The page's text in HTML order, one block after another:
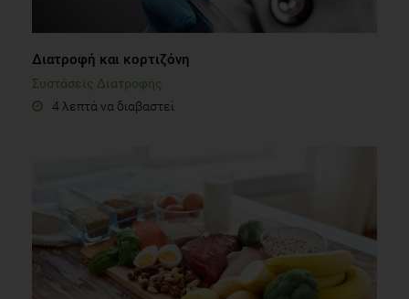
Διατροφή και κορτιζόνη
Συστάσεις Διατροφής
4 λεπτά να διαβαστεί